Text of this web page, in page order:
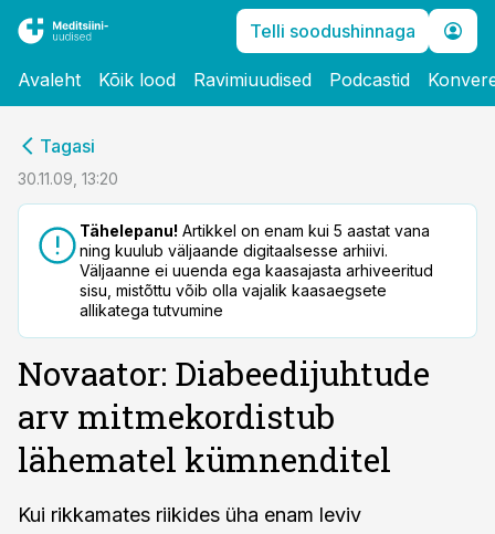
Telli soodushinnaga
Avaleht Kõik lood Ravimiuudised Podcastid
Tagasi
30.11.09, 13:20
Tähelepanu! Artikkel on enam kui 5 aastat vana
ning kuulub väljaande digitaalsesse arhiivi.
Väljaanne ei uuenda ega kaasajasta arhiveeritud
sisu, mistõttu võib olla vajalik kaasaegsete
allikatega tutvumine
Novaator: Diabeedijuhtude
arv mitmekordistub
lähematel kümnenditel
Kui rikkamates riikides üha enam leviv